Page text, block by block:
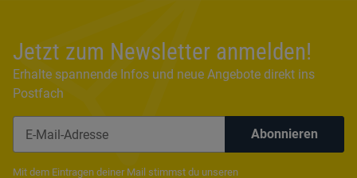
Jetzt zum Newsletter anmelden!
Erhalte spannende Infos und neue Angebote direkt ins
Postfach
Abonnieren
Mit dem Eintragen deiner Mail stimmst du unseren